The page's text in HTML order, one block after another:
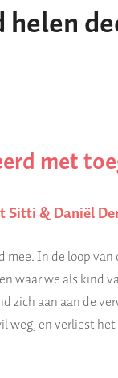
met
Sitti & Daniël
In de loop
waarwe als kind
zich aanaan de
weg, en verliest het